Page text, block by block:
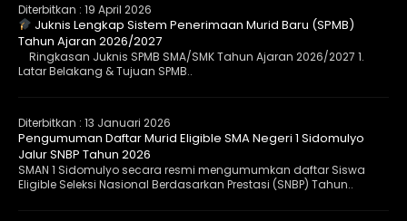
Diterbitkan : 19 April 2026
Juknis Lengkap Sistem Penerimaan Murid Baru (SPMB)
Tahun Ajaran 2026/2027
Ringkasan Juknis SPMB SMA/SMK Tahun Ajaran 2026/2027 1.
Latar Belakang & Tujuan SPMB..
Diterbitkan : 13 Januari 2026
Pengumuman Daftar Murid Eligible SMA Negeri 1 Sidomulyo
Jalur SNBP Tahun 2026
SMAN 1 Sidomulyo secara resmi mengumumkan daftar Siswa
Eligible Seleksi Nasional Berdasarkan Prestasi (SNBP) Tahun..